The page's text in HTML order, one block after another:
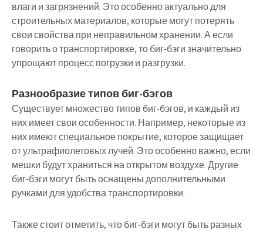
влаги и загрязнений. Это особенно актуально для
строительных материалов, которые могут потерять
свои свойства при неправильном хранении. А если
говорить о транспортировке, то биг-бэги значительно
упрощают процесс погрузки и разгрузки.
Разнообразие типов биг-бэгов
Существует множество типов биг-бэгов, и каждый из
них имеет свои особенности. Например, некоторые из
них имеют специальное покрытие, которое защищает
от ультрафиолетовых лучей. Это особенно важно, если
мешки будут храниться на открытом воздухе. Другие
биг-бэги могут быть оснащены дополнительными
ручками для удобства транспортировки.
Также стоит отметить, что биг-бэги могут быть разных